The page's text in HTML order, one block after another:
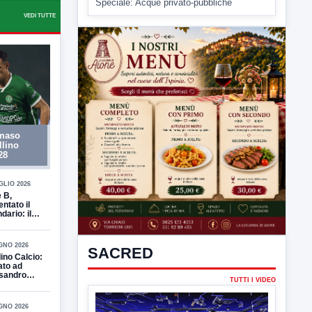
VEDI TUTTE
2026
B,
il
il
con il
2026
Calcio:
ad
prima
2026
Speciale: Acque privato-pubbliche
SACRED
TUTTI I VIDEO